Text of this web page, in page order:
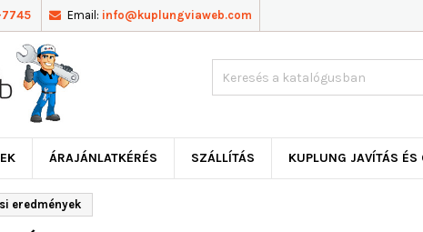
Email: info@kuplungviaweb.com
ÁRAJÁNLATKÉRÉS SZÁLLÍTÁS KUPLUNG JAVÍTÁS ÉS
eredmények